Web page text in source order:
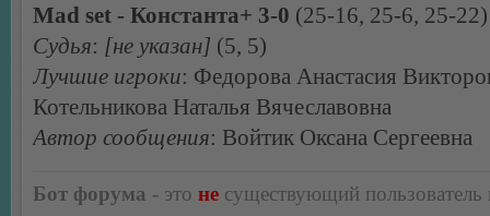
Mad set - Константа+ 3-0 (25-16, 25-6, 25-22)
Судья: [не указан] (5, 5)
Лучшие игроки: Федорова Анастасия
Котельникова Наталья Вячеславовна
Автор сообщения: Войтик Оксана Сергеевна
Бот форума - это не существующий пользователь